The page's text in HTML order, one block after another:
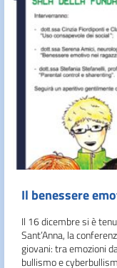
Il benessere
Il 16 dicembre si è
Sant’Anna, la
giovani: tra emozioni
bullismo e